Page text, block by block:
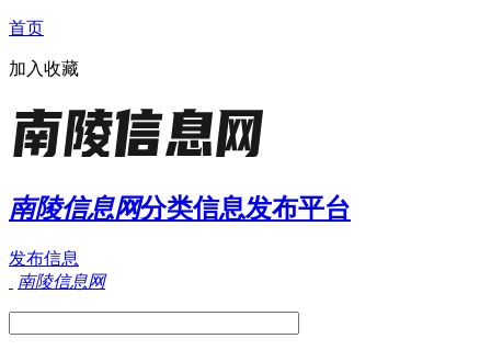
首页
加入收藏
南陵信息网分类信息发布平台
发布信息
南陵信息网